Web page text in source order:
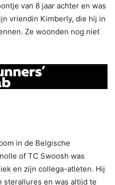
van 8 jaar achter en was
vriendin Kimberly, die hij in
Ze woonden nog niet
in de Belgische
of TC Swoosh was
en zijn collega-atleten. Hij
sterallures en was altijd te